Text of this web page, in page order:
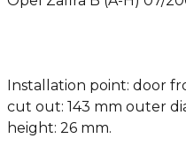
Installation point: door
cut out: 143 mm outer
height: 26 mm.